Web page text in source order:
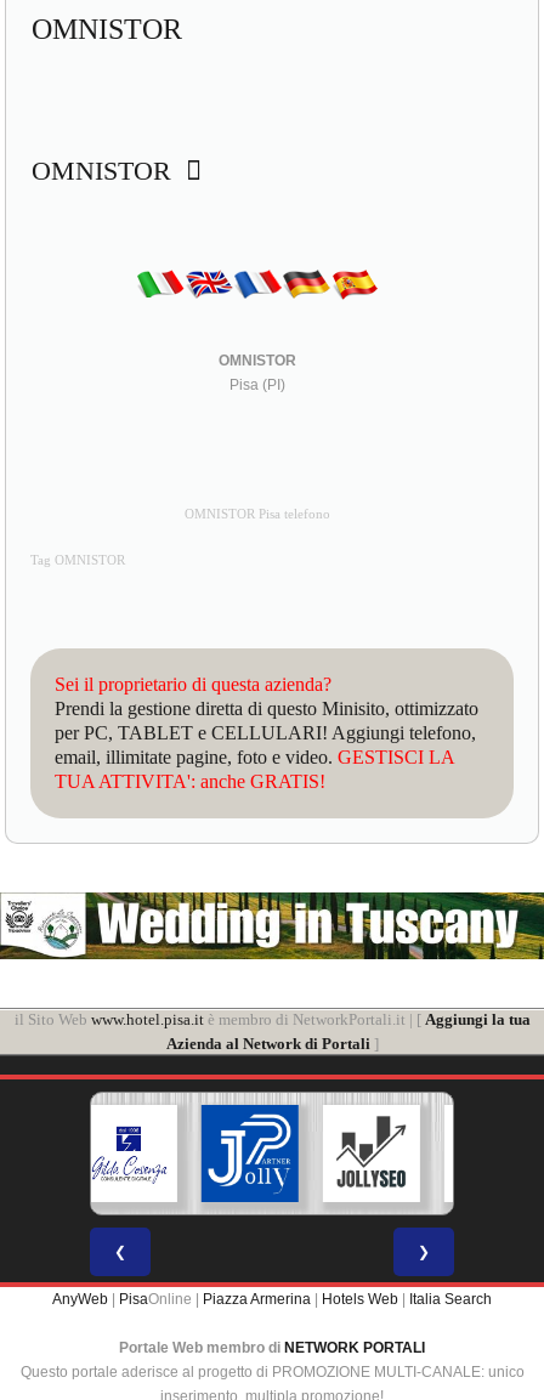
OMNISTOR
OMNISTOR
OMNISTOR
Pisa (PI)
OMNISTOR Pisa telefono
Tag OMNISTOR
Sei il proprietario di questa azienda?
Prendi la gestione diretta di questo Minisito, ottimizzato
per PC, TABLET e CELLULARI! Aggiungi telefono,
email, illimitate pagine, foto e video.GESTISCI LA
TUA ATTIVITA': anche GRATIS!
il Sito Web www.hotel.pisa.itè membro di NetworkPortali.it | [ Aggiungi la tua
Azienda al Network di Portali]
❮ ❯
AnyWeb PisaOnline | Piazza Armerina Hotels Web Italia Search
Portale Web membro di NETWORK PORTALI
Questo portale aderisce al progetto di PROMOZIONE MULTI-CANALE: unico
inserimento, multipla promozione!